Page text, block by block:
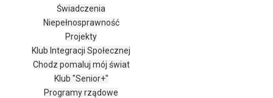
Świadczenia
Niepełnosprawność
Projekty
Klub Integracji Społecznej
Chodz pomaluj mój świat
Klub "Senior+"
Programy rządowe